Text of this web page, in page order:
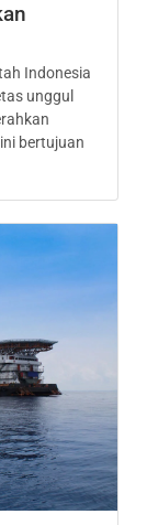
Indonesia
unggul
bertujuan